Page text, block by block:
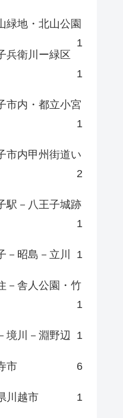
緑地・北山公園
1
兵衛川ー緑区
1
市内・都立小宮
1
市内甲州街道い
2
駅－八王子城跡
1
－昭島－立川 1
－舎人公園・竹
1
境川－淵野辺 1
市 6
川越市 1